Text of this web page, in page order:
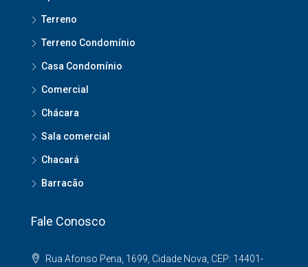
Terreno
Terreno Condomínio
Casa Condomínio
Comercial
Chácara
Sala comercial
Chacará
Barracão
Fale Conosco
Rua Afonso Pena, 1699, Cidade Nova, CEP: 14401-